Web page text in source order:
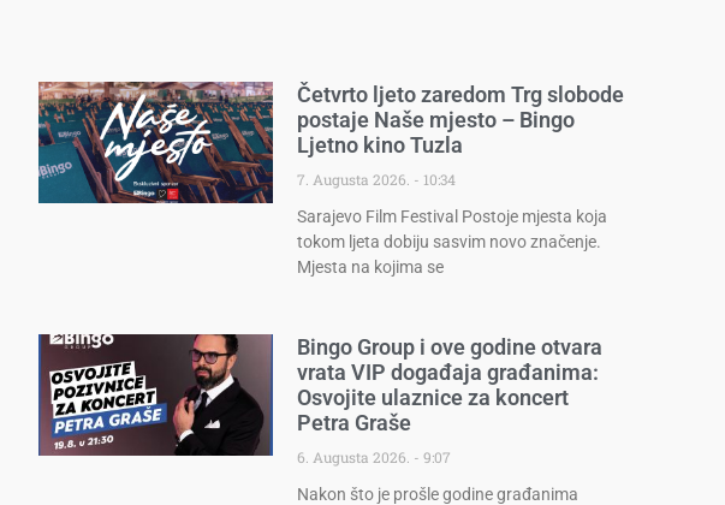
Četvrto ljeto zaredom Trg slobode
postaje Naše mjesto – Bingo
Ljetno kino Tuzla
7. Augusta 2026.
10:34
Sarajevo Film Festival Postoje mjesta koja
tokom ljeta dobiju sasvim novo značenje.
Mjesta na kojima se
Bingo Group i ove godine otvara
vrata VIP događaja građanima:
Osvojite ulaznice za koncert
Petra Graše
6. Augusta 2026.
9:07
Nakon što je prošle godine građanima